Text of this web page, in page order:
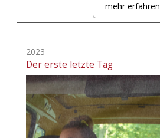
mehr erfahren
2023
Der erste letzte Tag